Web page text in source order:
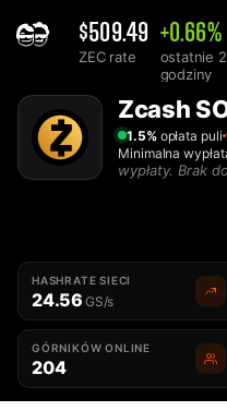
$509.49
ZEC rate
+0.66%
ostatnie
godziny
Home
Solo Zcash ZEC kopanie -
Zcash
1.5%opłata puli
Minimalna
wypłaty. Brak
HASHRATE SIECI
24.56 GS/s
GÓRNIKÓW ONLINE
204